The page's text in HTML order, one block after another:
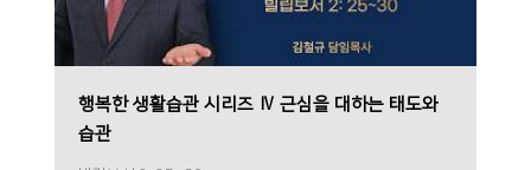
행복한 생활습관 시리즈 Ⅳ 근심을 대하는 태도와
습관